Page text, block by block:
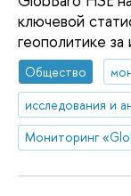
ключевой
геополитике
Общество
исследования и